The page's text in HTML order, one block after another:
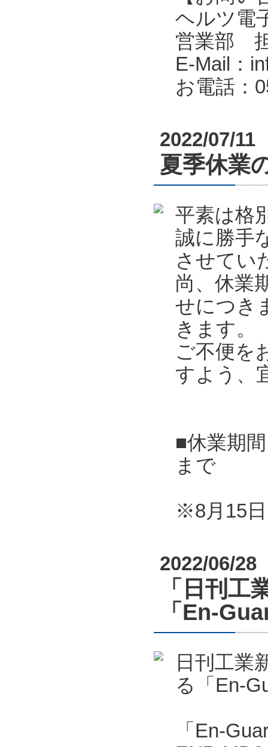
ヘルツ電
営業部
E-Mail：
お電話：
2022/07/11
夏季休業
平素は格
誠に勝手
させてい
尚、休業
せにつき
きます。
ご不便を
すよう、
■休業期
まで
※8月15
2022/06/28
「日刊工
「En-
日刊工業
る「En-
「En-